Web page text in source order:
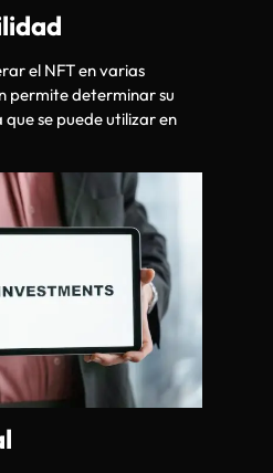
el NFT en varias
permite determinar su
se puede utilizar en